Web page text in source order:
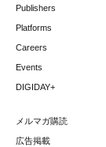
Publishers
Platforms
Careers
Events
DIGIDAY+
メルマガ購読
広告掲載